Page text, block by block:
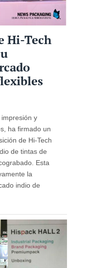
Hi-Tech
y
ha firmado un
de Hi-Tech
de tintas de
Esta
la
indio de